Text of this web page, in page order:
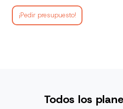
¡Pedir presupuesto!
Todos los